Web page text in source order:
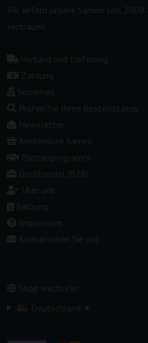
Wir liefern unsere Samen seit 2009
vertrauen.
Versand und Lieferung
Zahlung
Sicherheit
Prüfen Sie Ihren Bestellstatus
Newsletter
Kostenlose Samen
Partnerprogramm
Großhandel (B2B)
Über uns
Satzung
Impressum
Kontaktieren Sie uns
Shop wechseln:
Deutschland ▾